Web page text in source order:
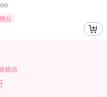
贈品
鏡頭